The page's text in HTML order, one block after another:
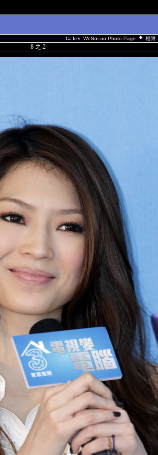
Gallery: WoSoLoo Photo Page 相簿:
8 之 2